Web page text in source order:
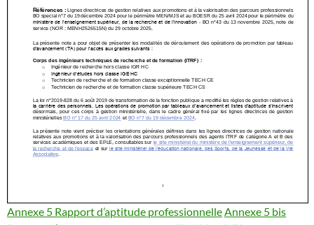
Annexe 5 Rapport d’aptitude professionnelleAnnexe 5 bis